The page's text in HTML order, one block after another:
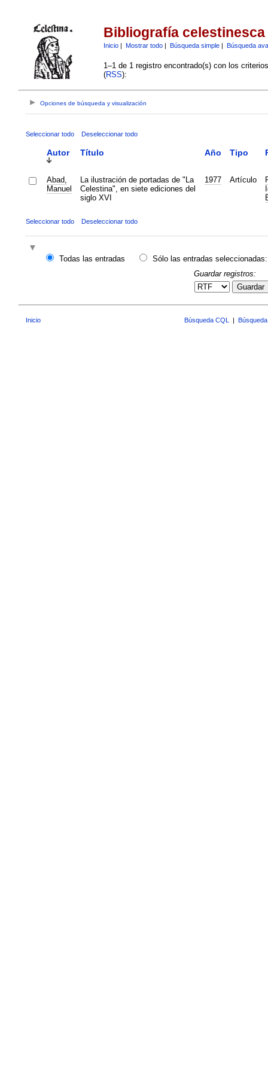
Bibliografía celestinesca
Inicio| Mostrar todo| Búsqueda simple| Búsqueda
1–1 de 1 registro encontrado(s) con los
(RSS):
Opciones de búsqueda y visualización
Seleccionar todo Deseleccionar todo
Autor Título Año Tipo
Abad,
Manuel
La ilustración de portadas de "La
Celestina", en siete ediciones del
siglo XVI
1977 Artículo
Seleccionar todo Deseleccionar todo
Todas las entradas
Sólo las entradas seleccionadas:
Guardar registros:
Guardar
Inicio Búsqueda CQL